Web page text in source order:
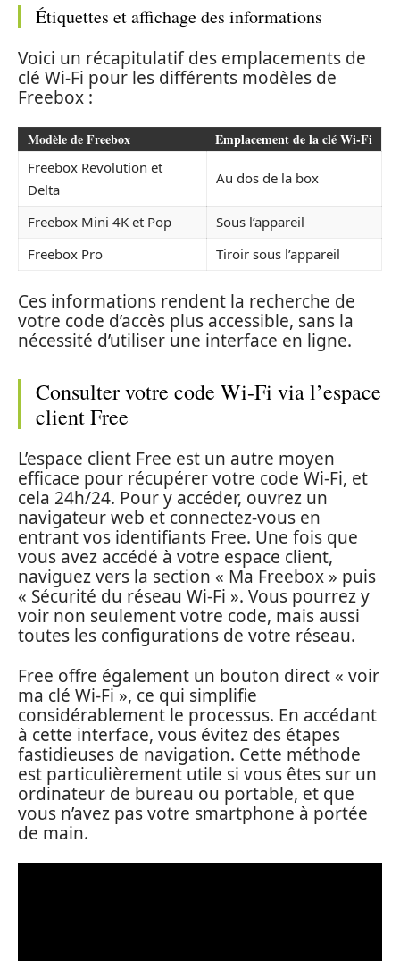
Étiquettes et affichage des informations
Voici un récapitulatif des emplacements de
clé Wi-Fi pour les différents modèles de
Freebox :
Modèle de Freebox Emplacement de la clé Wi-Fi
Freebox Revolution et
Delta
Au dos de la box
Freebox Mini 4K et Pop
Sous l’appareil
Freebox Pro
Tiroir sous l’appareil
Ces informations rendent la recherche de
votre code d’accès plus accessible, sans la
nécessité d’utiliser une interface en ligne.
Consulter votre code Wi-Fi via l’espace
client Free
L’espace client Free est un autre moyen
efficace pour récupérer votre code Wi-Fi, et
cela 24h/24. Pour y accéder, ouvrez un
navigateur web et connectez-vous en
entrant vos identifiants Free. Une fois que
vous avez accédé à votre espace client,
naviguez vers la section « Ma Freebox » puis
« Sécurité du réseau Wi-Fi ». Vous pourrez y
voir non seulement votre code, mais aussi
toutes les configurations de votre réseau.
Free offre également un bouton direct « voir
ma clé Wi-Fi », ce qui simplifie
considérablement le processus. En accédant
à cette interface, vous évitez des étapes
fastidieuses de navigation. Cette méthode
est particulièrement utile si vous êtes sur un
ordinateur de bureau ou portable, et que
vous n’avez pas votre smartphone à portée
de main.